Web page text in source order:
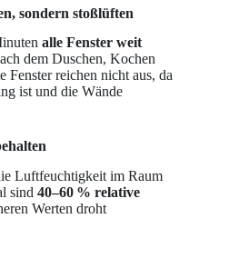
sondern stoßlüften
alle Fenster weit
dem Duschen, Kochen
Fenster reichen nicht aus, da
ist und die Wände
Luftfeuchtigkeit im Raum
sind 40–60 % relative
Werten droht